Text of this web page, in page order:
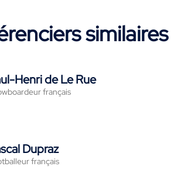
similaires
Henri de Le Rue
français
Dupraz
français